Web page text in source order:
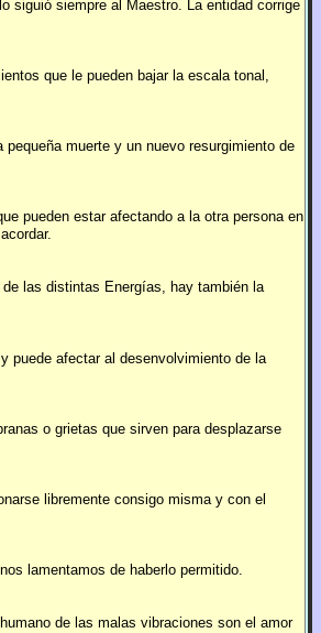
siguió siempre al Maestro. La entidad corrige
que le pueden bajar la escala tonal,
muerte y un nuevo resurgimiento de
pueden estar afectando a la otra persona en
las distintas Energías, hay también la
puede afectar al desenvolvimiento de la
o grietas que sirven para desplazarse
libremente consigo misma y con el
lamentamos de haberlo permitido.
de las malas vibraciones son el amor